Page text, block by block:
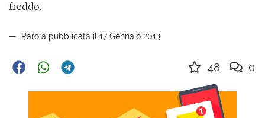
freddo.
Parola pubblicata il 17 Gennaio 2013
48 0